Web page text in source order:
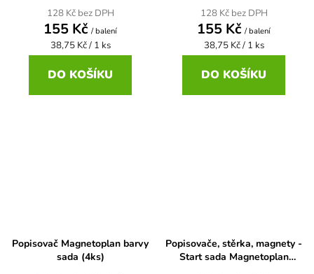
128 Kč bez DPH
155 Kč / balení
Měrná
cena:
38,75 Kč / 1 ks
DO KOŠÍKU
128 Kč bez DPH
155 Kč / balení
Měrná
cena:
38,75 Kč / 1 ks
DO KOŠÍKU
Popisovač Magnetoplan barvy
sada (4ks)
Popisovače, stěrka, magnety -
Start sada Magnetoplan